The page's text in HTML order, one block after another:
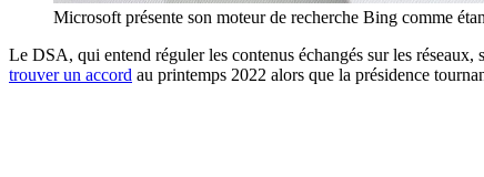
Microsoft présente son moteur de recherche Bing comme
Le DSA, qui entend réguler les contenus échangés sur les
trouver un accord au printemps 2022 alors que la présidence